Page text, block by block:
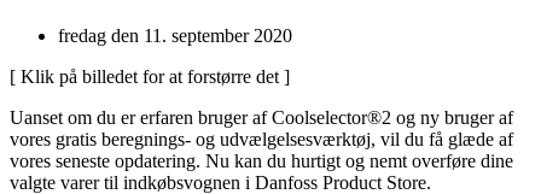
fredag den 11. september 2020
[ Klik på billedet for at forstørre det ]
Uanset om du er erfaren bruger af Coolselector®2 og ny bruger af
vores gratis beregnings- og udvælgelsesværktøj, vil du få glæde af
vores seneste opdatering. Nu kan du hurtigt og nemt overføre dine
valgte varer til indkøbsvognen i Danfoss Product Store.